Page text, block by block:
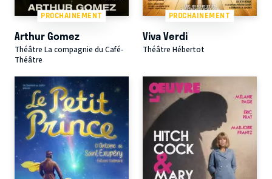
PROCHAINEMENT
Arthur Gomez
Théâtre La compagnie du Café-
Théâtre
PROCHAINEMENT
Viva Verdi
Théâtre Hébertot